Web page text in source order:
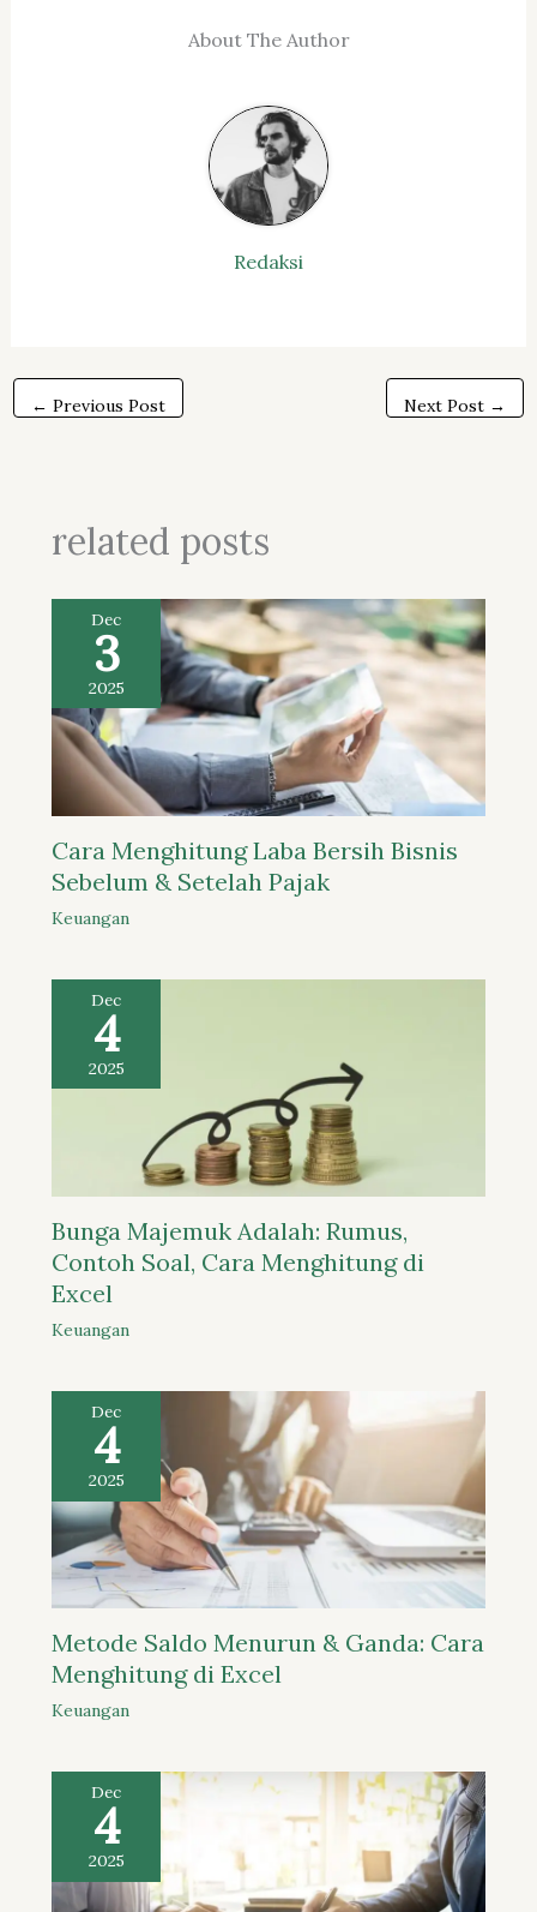
About The Author
Redaksi
← Previous Post Next Post →
related posts
Dec
3
2025
Cara Menghitung Laba Bersih Bisnis
Sebelum & Setelah Pajak
Keuangan
Dec
4
2025
Bunga Majemuk Adalah: Rumus,
Contoh Soal, Cara Menghitung di
Excel
Keuangan
Dec
4
2025
Metode Saldo Menurun & Ganda: Cara
Menghitung di Excel
Keuangan
Dec
4
2025